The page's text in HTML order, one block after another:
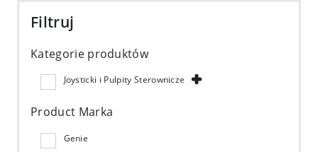
Filtruj
Kategorie produktów
Joysticki i Pulpity Sterownicze
Product Marka
Genie